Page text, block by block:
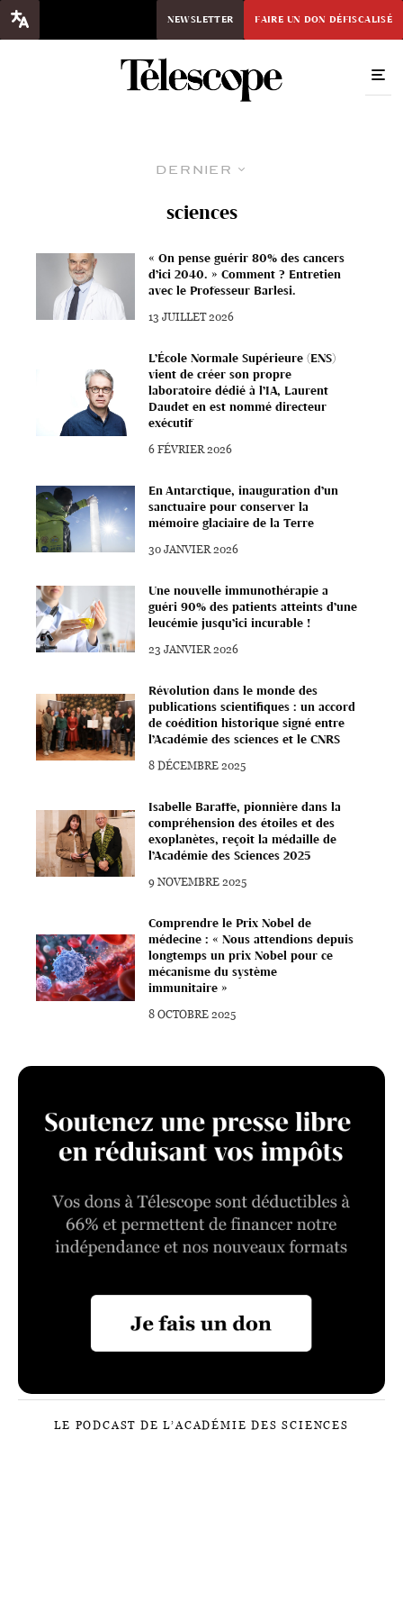
NEWSLETTER FAIRE UN DON DÉFISCALISÉ
Dernier
sciences
« On pense guérir 80% des cancers
d’ici 2040. » Comment ? Entretien
avec le Professeur Barlesi.
13 JUILLET 2026
L’École Normale Supérieure (ENS)
vient de créer son propre
laboratoire dédié à l’IA, Laurent
Daudet en est nommé directeur
exécutif
6 FÉVRIER 2026
En Antarctique, inauguration d’un
sanctuaire pour conserver la
mémoire glaciaire de la Terre
30 JANVIER 2026
Une nouvelle immunothérapie a
guéri 90% des patients atteints d’une
leucémie jusqu’ici incurable !
23 JANVIER 2026
Révolution dans le monde des
publications scientifiques : un accord
de coédition historique signé entre
l’Académie des sciences et le CNRS
8 DÉCEMBRE 2025
Isabelle Baraffe, pionnière dans la
compréhension des étoiles et des
exoplanètes, reçoit la médaille de
l’Académie des Sciences 2025
9 NOVEMBRE 2025
Comprendre le Prix Nobel de
médecine : « Nous attendions depuis
longtemps un prix Nobel pour ce
mécanisme du système
immunitaire »
8 OCTOBRE 2025
LE PODCAST DE L’ACADÉMIE DES SCIENCES